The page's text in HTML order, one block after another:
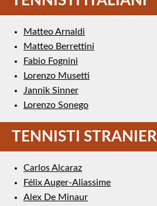
Matteo Arnaldi
Matteo Berrettini
Fabio Fognini
Lorenzo Musetti
Jannik Sinner
Lorenzo Sonego
TENNISTI STRANIERI
Carlos Alcaraz
Félix Auger-Aliassime
Alex De Minaur